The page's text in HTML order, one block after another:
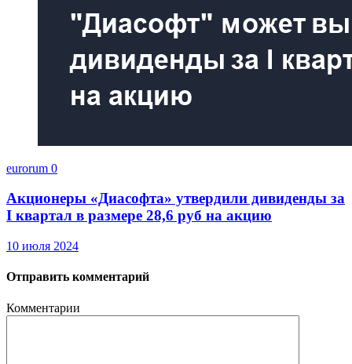
eurorum 0
Акционеры «Диасофта» утвердили дивиденды за
I квартал в размере 28,6 руб на акцию
10 июля 2024
Отправить комментарий
Комментарии